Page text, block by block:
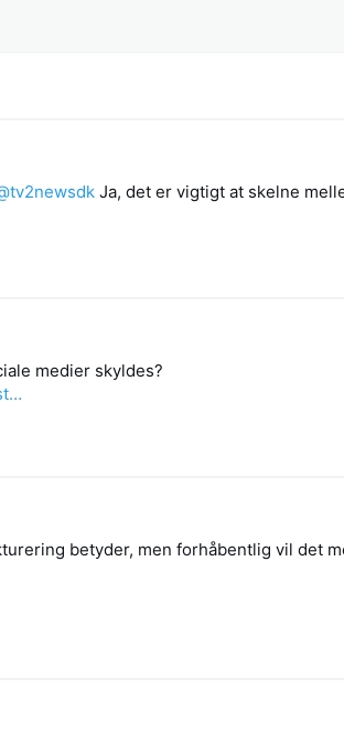
Ja, det er vigtigt at skelne
medier skyldes?
betyder, men forhåbentlig vil det